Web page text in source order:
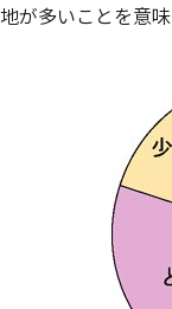
地が多いことを意